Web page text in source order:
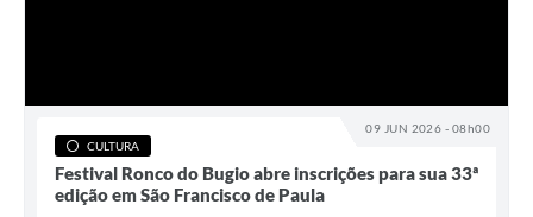
09 JUN 2026 - 08h00
CULTURA
Festival Ronco do Bugio abre inscrições para sua 33ª
edição em São Francisco de Paula